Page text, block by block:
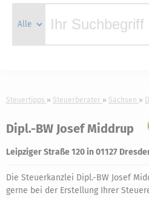
Steuertipps Steuerberater Sachsen
Dipl.-BW Josef Middrup
Leipziger Straße 120 in 01127
Die Steuerkanzlei Dipl.-BW Josef
gerne bei der Erstellung Ihrer